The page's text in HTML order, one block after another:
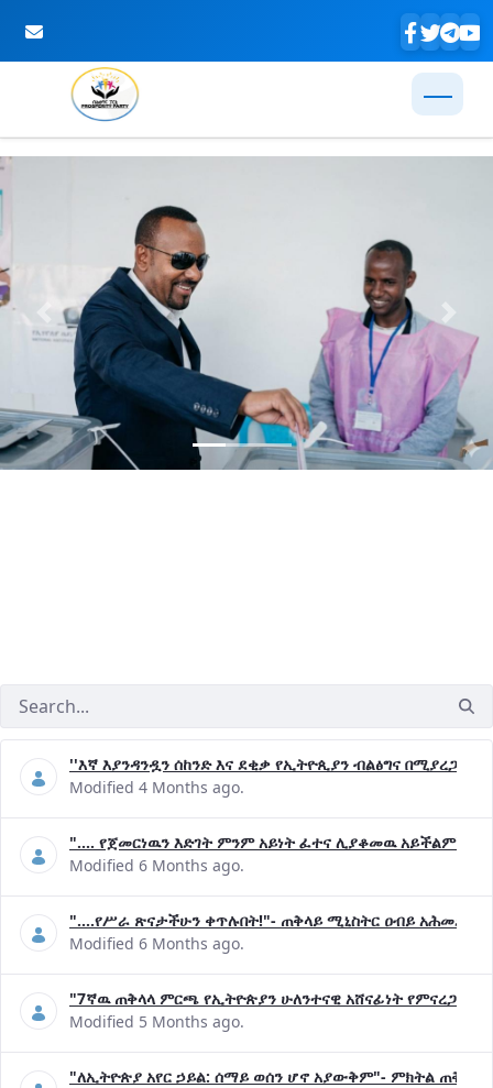
Skip to Main Content
Previous Next
''እኛ እያንዳንዷን ሰከንድ እና ደቂቃ የኢትዮጲያን ብልፅግና
Modified 4 Months ago.
".... የጀመርነዉን እድገት ምንም አይነት ፈተና ሊያቆመዉ አይችልም"-
Modified 6 Months ago.
"....የሥራ ጽናታችሁን ቀጥሉበት!"- ጠቅላይ ሚኒስትር ዐብይ አሕመድ (ዶ/
Modified 6 Months ago.
"7ኛዉ ጠቅላላ ምርጫ የኢትዮጵያን ሁለንተናዊ አሸናፊነት
Modified 5 Months ago.
"ለኢትዮጵያ አየር ኃይል: ሰማይ ወሰን ሆኖ አያውቅም"- ምክትል ጠቅላይ